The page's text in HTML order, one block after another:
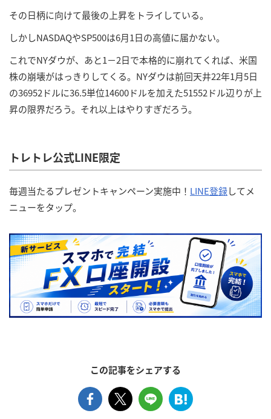
その日柄に向けて最後の上昇をトライしている。
しかしNASDAQやSP500は6月1日の高値に届かない。
これでNYダウが、あと1－2日で本格的に崩れてくれば、米国
株の崩壊がはっきりしてくる。NYダウは前回天井22年1月5日
の36952ドルに36.5単位14600ドルを加えた51552ドル辺りが上
昇の限界だろう。それ以上はやりすぎだろう。
トレトレ公式LINE限定
毎週当たるプレゼントキャンペーン実施中！ LINE登録してメ
ニューをタップ。
この記事をシェアする